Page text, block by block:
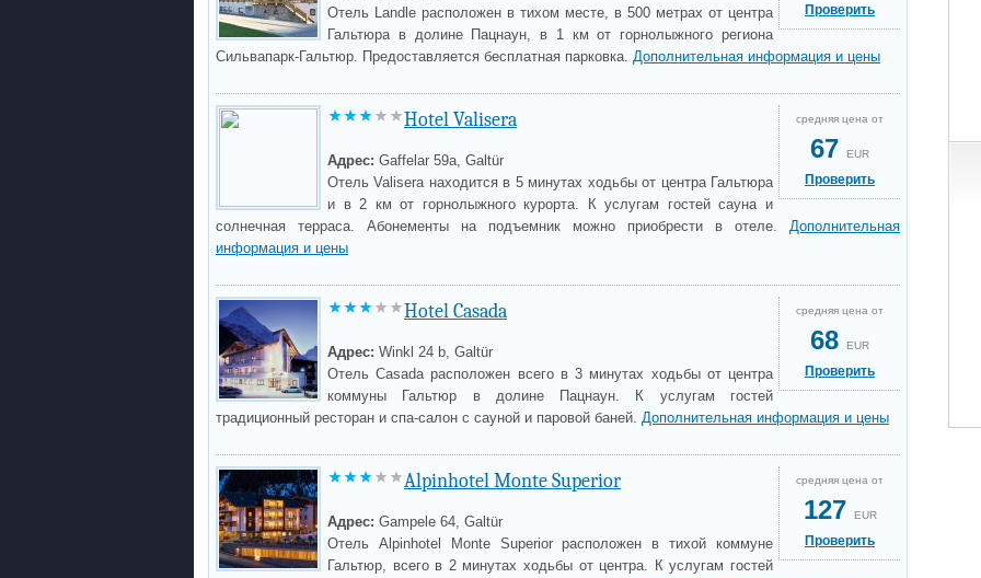
Проверить
Отель Landle расположен в тихом месте, в 500 метрах от центра
Гальтюра в долине Пацнаун, в 1 км от горнолыжного региона
Сильвапарк-Гальтюр. Предоставляется бесплатная парковка. Дополнительная информация и цены
средняя цена от
67 EUR
Проверить
Hotel Valisera
Адрес: Gaffelar 59a, Galtür
Отель Valisera находится в 5 минутах ходьбы от центра Гальтюра
и в 2 км от горнолыжного курорта. К услугам гостей сауна и
солнечная терраса. Абонементы на подъемник можно приобрести в отеле. Дополнительная
информация и цены
средняя цена от
68 EUR
Проверить
Hotel Casada
Адрес: Winkl 24 b, Galtür
Отель Casada расположен всего в 3 минутах ходьбы от центра
коммуны Гальтюр в долине Пацнаун. К услугам гостей
традиционный ресторан и спа-салон с сауной и паровой баней. Дополнительная информация и цены
средняя цена от
127 EUR
Проверить
Alpinhotel Monte Superior
Адрес: Gampele 64, Galtür
Отель Alpinhotel Monte Superior расположен в тихой коммуне
Гальтюр, всего в 2 минутах ходьбы от центра. К услугам гостей